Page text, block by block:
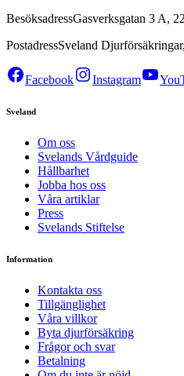
BesöksadressGasverksgatan 3 A,
PostadressSveland
Facebook Instagram
Sveland
Om oss
Svelands Vårdguide
Hållbarhet
Jobba hos oss
Våra artiklar
Press
Svelands Stiftelse
Information
Kontakta oss
Tillgänglighet
Våra villkor
Byta djurförsäkring
Frågor och svar
Betalning